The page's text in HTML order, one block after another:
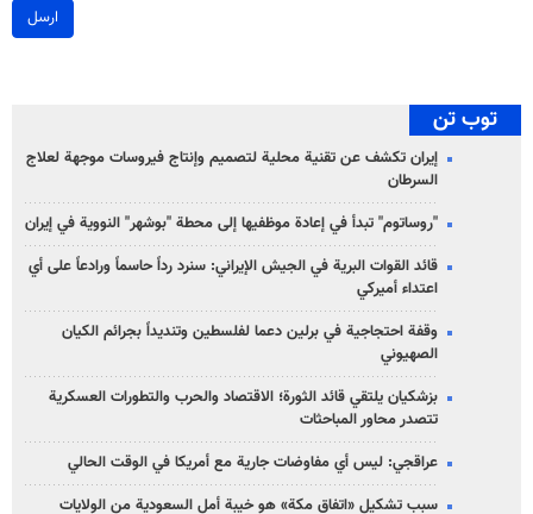
ارسل
توب تن
إيران تكشف عن تقنية محلية لتصميم وإنتاج فيروسات موجهة لعلاج
السرطان
"روساتوم" تبدأ في إعادة موظفيها إلى محطة "بوشهر" النووية في إيران
قائد القوات البرية في الجيش الإيراني: سنرد رداً حاسماً ورادعاً على أي
اعتداء أميركي
وقفة احتجاجية في برلين دعما لفلسطين وتنديداً بجرائم الكيان
الصهیوني
بزشكيان يلتقي قائد الثورة؛ الاقتصاد والحرب والتطورات العسكرية
تتصدر محاور المباحثات
عراقجي: ليس أي مفاوضات جارية مع أمريكا في الوقت الحالي
سبب تشكيل «اتفاق مكة» هو خيبة أمل السعودية من الولايات